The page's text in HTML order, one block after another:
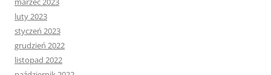
luty 2023
styczeń 2023
grudzień 2022
listopad 2022